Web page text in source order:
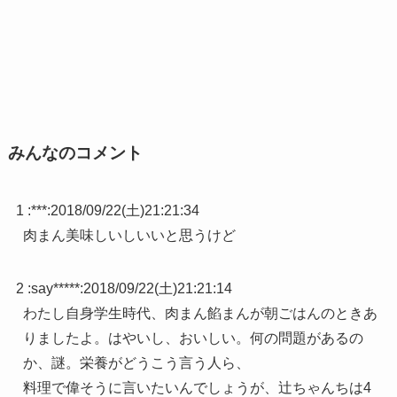
みんなのコメント
1 :***:2018/09/22(土)21:21:34
肉まん美味しいしいいと思うけど
2 :say*****:2018/09/22(土)21:21:14
わたし自身学生時代、肉まん餡まんが朝ごはんのときあ
りましたよ。はやいし、おいしい。何の問題があるの
か、謎。栄養がどうこう言う人ら、
料理で偉そうに言いたいんでしょうが、辻ちゃんちは4